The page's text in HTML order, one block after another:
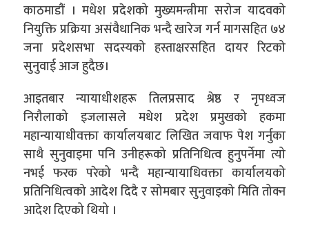
काठमाडौं । मधेश प्रदेशको मुख्यमन्त्रीमा सरोज यादवको
नियुक्ति प्रक्रिया असंवैधानिक भन्दै खारेज गर्न मागसहित ७४
जना प्रदेशसभा सदस्यको हस्ताक्षरसहित दायर रिटको
सुनुवाई आज हुदैछ।
आइतबार न्यायाधीशहरू तिलप्रसाद श्रेष्ठ र नृपध्वज
निरौलाको इजलासले मधेश प्रदेश प्रमुखको हकमा
महान्यायाधीवक्ता कार्यालयबाट लिखित जवाफ पेश गर्नुका
साथै सुनुवाइमा पनि उनीहरूको प्रतिनिधित्व हुनुपर्नेमा त्यो
नभई फरक परेको भन्दै महान्यायाधिवक्ता कार्यालयको
प्रतिनिधित्वको आदेश दिदै र सोमबार सुनुवाइको मिति तोक्न
आदेश दिएको थियो ।